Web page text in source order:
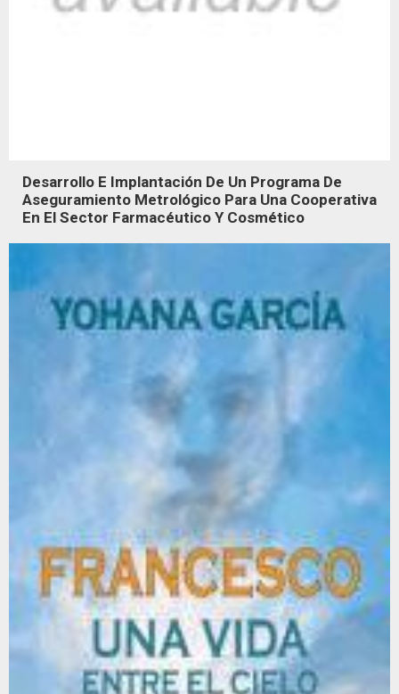
Desarrollo E Implantación De Un Programa De
Aseguramiento Metrológico Para Una Cooperativa
En El Sector Farmacéutico Y Cosmético